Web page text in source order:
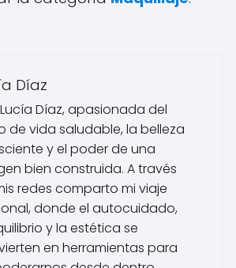
Díaz
Díaz, apasionada del
de vida saludable, la belleza
y el poder de una
bien construida. A través
redes comparto mi viaje
donde el autocuidado,
y la estética se
en herramientas para